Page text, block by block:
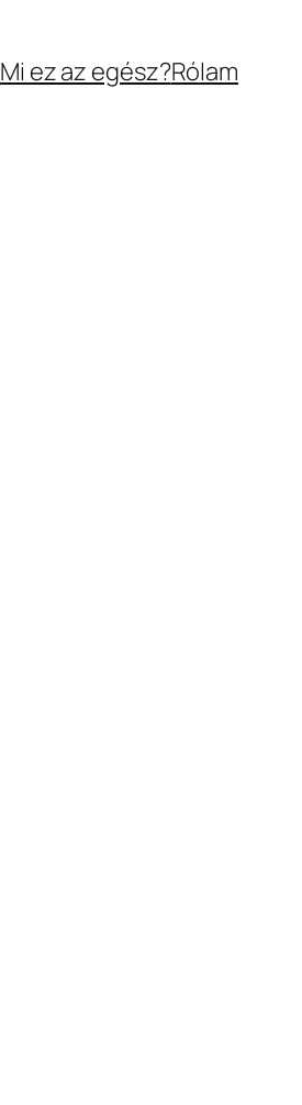
Mi ez az egész?Rólam